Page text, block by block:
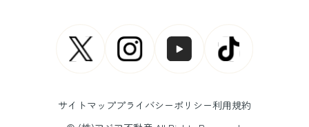
サイトマッププライバシーポリシー利用規約